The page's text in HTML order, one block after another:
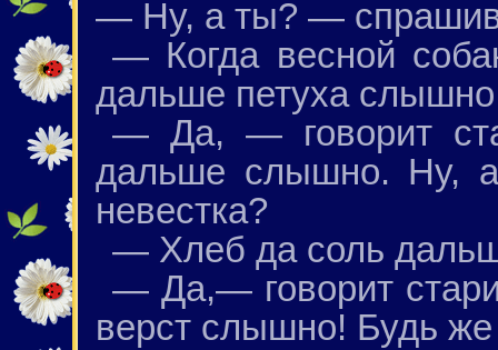
— Ну, а ты? —
— Когда весной
дальше петуха
— Да, — говорит
дальше слышно. Ну,
невестка?
— Хлеб да соль
— Да,— говорит
верст слышно! Будь